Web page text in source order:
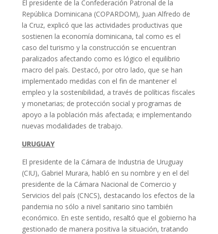
El presidente de la Confederación Patronal de la
República Dominicana (COPARDOM), Juan Alfredo de
la Cruz, explicó que las actividades productivas que
sostienen la economía dominicana, tal como es el
caso del turismo y la construcción se encuentran
paralizados afectando como es lógico el equilibrio
macro del país. Destacó, por otro lado, que se han
implementado medidas con el fin de mantener el
empleo y la sostenibilidad, a través de políticas fiscales
y monetarias; de protección social y programas de
apoyo a la población más afectada; e implementando
nuevas modalidades de trabajo.
URUGUAY
El presidente de la Cámara de Industria de Uruguay
(CIU), Gabriel Murara, habló en su nombre y en el del
presidente de la Cámara Nacional de Comercio y
Servicios del país (CNCS), destacando los efectos de la
pandemia no sólo a nivel sanitario sino también
económico. En este sentido, resaltó que el gobierno ha
gestionado de manera positiva la situación, tratando